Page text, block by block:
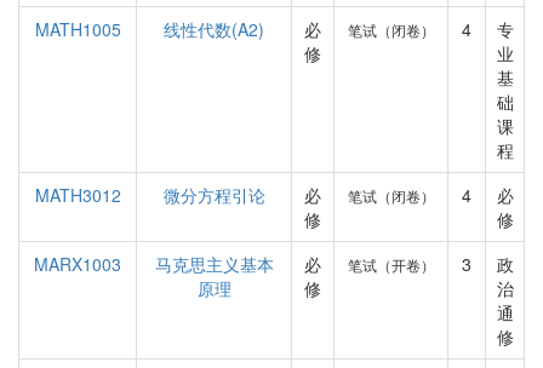
MATH1005
线性代数(A2)
必
修
笔试（闭卷） 4
专
业
基
础
课
程
MATH3012
微分方程引论
必
修
笔试（闭卷） 4
必
修
MARX1003
马克思主义基本
原理
必
修
笔试（开卷） 3
政
治
通
修